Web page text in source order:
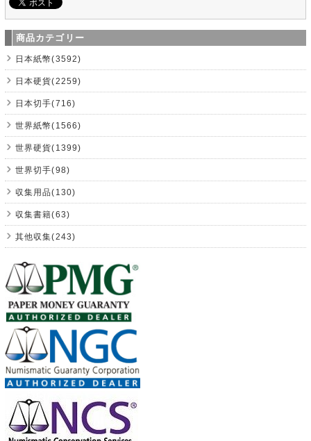
商品カテゴリー
日本紙幣(3592)
日本硬貨(2259)
日本切手(716)
世界紙幣(1566)
世界硬貨(1399)
世界切手(98)
収集用品(130)
収集書籍(63)
其他収集(243)